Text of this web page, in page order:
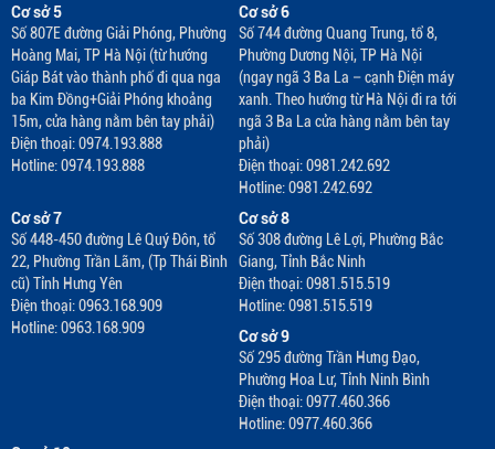
Cơ sở 5
Số 807E đường Giải Phóng, Phường
Hoàng Mai, TP Hà Nội (từ hướng
Giáp Bát vào thành phố đi qua nga
ba Kim Đồng+Giải Phóng khoảng
15m, cửa hàng nằm bên tay phải)
Điện thoại: 0974.193.888
Hotline: 0974.193.888
Cơ sở 6
Số 744 đường Quang Trung, tổ 8,
Phường Dương Nội, TP Hà Nội
(ngay ngã 3 Ba La – cạnh Điện máy
xanh. Theo hướng từ Hà Nội đi ra tới
ngã 3 Ba La cửa hàng nằm bên tay
phải)
Điện thoại: 0981.242.692
Hotline: 0981.242.692
Cơ sở 7
Số 448-450 đường Lê Quý Đôn, tổ
22, Phường Trần Lãm, (Tp Thái Bình
cũ) Tỉnh Hưng Yên
Điện thoại: 0963.168.909
Hotline: 0963.168.909
Cơ sở 8
Số 308 đường Lê Lợi, Phường Bắc
Giang, Tỉnh Bắc Ninh
Điện thoại: 0981.515.519
Hotline: 0981.515.519
Cơ sở 9
Số 295 đường Trần Hưng Đạo,
Phường Hoa Lư, Tỉnh Ninh Bình
Điện thoại: 0977.460.366
Hotline: 0977.460.366